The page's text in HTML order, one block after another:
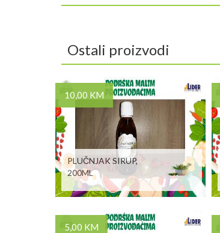
Ostali proizvodi
10,00 KM
PLUČNJAK SIRUP,
200ML
5,00 KM